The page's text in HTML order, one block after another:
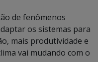
de fenômenos
os sistemas para
mais produtividade e
vai mudando com o